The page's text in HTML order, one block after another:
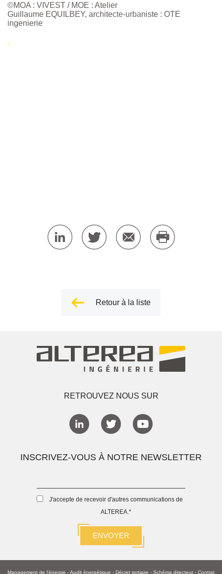
©MOA : VIVEST / MOE : Atelier
Guillaume EQUILBEY, architecte-urbaniste : OTE
ingenierie
Retour à la liste
RETROUVEZ NOUS SUR
INSCRIVEZ-VOUS À NOTRE NEWSLETTER
J'accepte de recevoir d'autres communications de
ALTEREA.*
Management de l'énergie -Audit énergétique - Décret tertiaire - Schéma directeur - Contrat